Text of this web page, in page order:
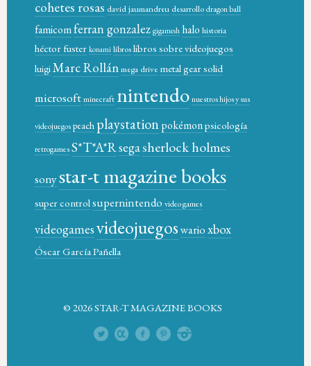
cohetes rosas david jaumandreu desarrollodragon ball
famicomferran gonzalez gigamesh halo historia
héctor fuster konami libroslibros sobre videojuegos
luigiMarc Rollánmega drive metal gear solid
microsoftminecraft nintendonuestros hijos y sus
videojuegospeach playstationpokémonpsicología
retrogamesS*T*A*Rsegasherlock holmes
sonystar-t magazine books
super control supernintendo video games
videogamesvideojuegoswarioxbox
Óscar García Pañella
© 2026 STAR-T MAGAZINE BOOKS